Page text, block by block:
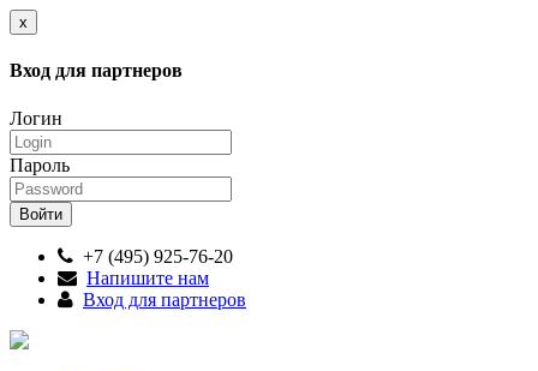
x
Вход для партнеров
Логин
Пароль
+7 (495) 925-76-20
Напишите нам
Вход для партнеров